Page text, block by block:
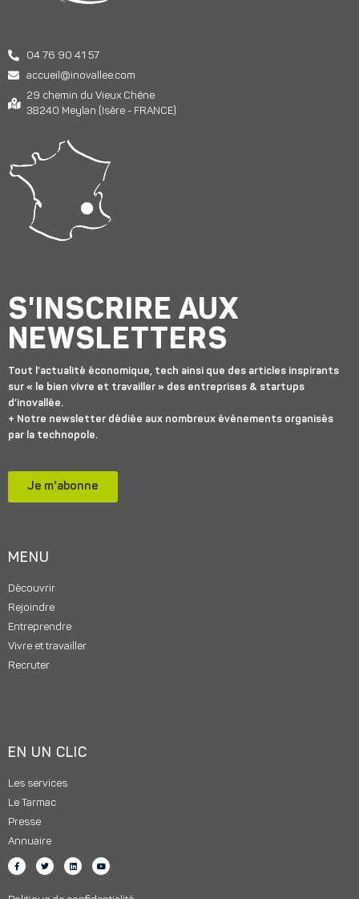
04 76 90 41 57
accueil@inovallee.com
29 chemin du Vieux Chêne
38240 Meylan (Isère - FRANCE)
S'INSCRIRE AUX
NEWSLETTERS
Tout l’actualité économique, tech ainsi que des articles inspirants
sur « le bien vivre et travailler » des entreprises & startups
d’inovallée.
+ Notre newsletter dédiée aux nombreux événements organisés
par la technopole.
Je m'abonne
MENU
Découvrir
Rejoindre
Entreprendre
Vivre et travailler
Recruter
EN UN CLIC
Les services
Le Tarmac
Presse
Annuaire